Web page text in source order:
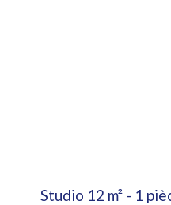
Studio 12 m² - 1